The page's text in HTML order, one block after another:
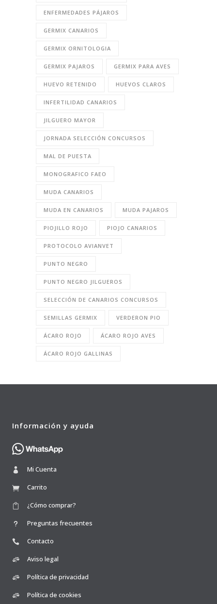
ENFERMEDADES PÁJAROS
GERMIX CANARIOS
GERMIX ORNITOLOGIA
GERMIX PAJAROS GERMIX PARA AVES
HUEVO RETENIDO HUEVOS CLAROS
INFERTILIDAD CANARIOS
JILGUERO MAYOR
JORNADA SELECCIÓN CONCURSOS
MAL DE PUESTA
MONOGRAFICO FAEO
MUDA CANARIOS
MUDA EN CANARIOS MUDA PAJAROS
PIOJILLO ROJO PIOJO CANARIOS
PROTOCOLO AVIANVET
PUNTO NEGRO
PUNTO NEGRO JILGUEROS
SELECCIÓN DE CANARIOS CONCURSOS
SEMILLAS GERMIX VERDERON PIO
ÁCARO ROJO ÁCARO ROJO AVES
ÁCARO ROJO GALLINAS
Información y ayuda
Mi Cuenta
Carrito
¿Cómo comprar?
Preguntas frecuentes
Contacto
Aviso legal
Política de privacidad
Política de cookies